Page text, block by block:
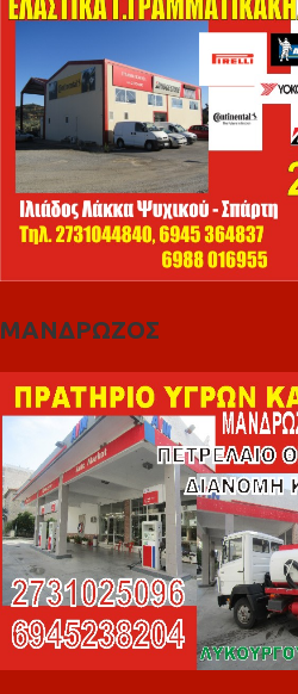
ΜΑΝΔΡΩΖΟΣ